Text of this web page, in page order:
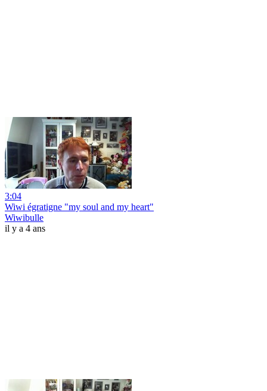
3:04
Wiwi égratigne "my soul and my heart"
Wiwibulle
il y a 4 ans